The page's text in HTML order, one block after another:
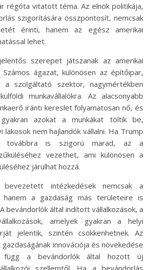
régóta vitatott téma. Az elnök politikája,
szigorítására összpontosít, nemcsak
érinti, hanem az egész amerikai
lehet.
szerepet játszanak az amerikai
Számos ágazat, különösen az építőipar,
szolgáltató szektor, nagymértékben
munkavállalókra. Az alacsonyabb
iránti kereslet folyamatosan nő, és
azokat a munkákat töltik be,
lakosok nem hajlandók vállalni. Ha Trump
továbbra is szigorú marad, az a
vezethet, ami különösen a
járulhat hozzá.
intézkedések nemcsak a
hanem a gazdaság más területeire is
bevándorlók által indított vállalkozások, a
amelyek gyakran a helyi
jelentik, szintén csökkenhetnek. Az
gazdaságának innovációja és növekedése
függ a bevándorlók által hozott új
szellemtől. Ha a bevándorlás